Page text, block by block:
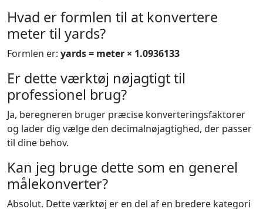
Hvad er formlen til at konvertere
meter til yards?
Formlen er: yards = meter × 1.0936133
Er dette værktøj nøjagtigt til
professionel brug?
Ja, beregneren bruger præcise konverteringsfaktorer
og lader dig vælge den decimalnøjagtighed, der passer
til dine behov.
Kan jeg bruge dette som en generel
målekonverter?
Absolut. Dette værktøj er en del af en bredere kategori